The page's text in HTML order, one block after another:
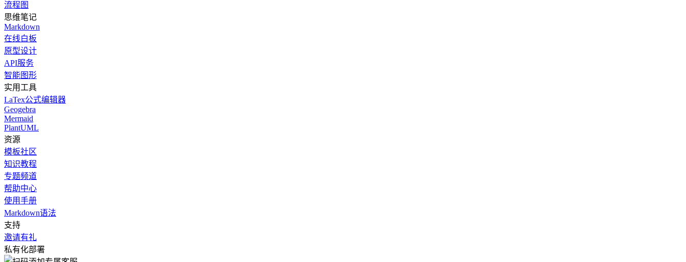
流程图
思维笔记
Markdown
在线白板
原型设计
API服务
智能图形
实用工具
LaTex公式编辑器
Geogebra
Mermaid
PlantUML
资源
模板社区
知识教程
专题频道
帮助中心
使用手册
Markdown语法
支持
邀请有礼
私有化部署